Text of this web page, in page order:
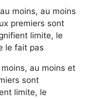
au moins et
sont
limite, le